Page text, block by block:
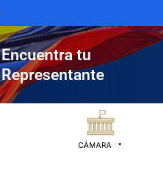
Encuentra tu
Representante
CÁMARA